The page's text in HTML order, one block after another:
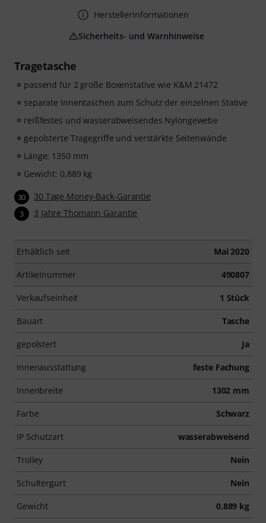
Tragetasche
passend für 2 große Boxenstative wie K&M 21472
separate Innentaschen zum Schutz der einzelnen Stative
reißfestes und wasserabweisendes Nylongewebe
gepolsterte Tragegriffe und verstärkte Seitenwände
Länge: 1350 mm
Gewicht: 0,889 kg
30 30 Tage Money-Back-Garantie
3 3 Jahre Thomann Garantie
Erhältlich seit Mai 2020
Artikelnummer 490807
Verkaufseinheit 1 Stück
Bauart Tasche
gepolstert Ja
Innenausstattung feste Fachung
Innenbreite 1302 mm
Farbe Schwarz
IP Schutzart wasserabweisend
Trolley Nein
Schultergurt Nein
Gewicht 0,889 kg
Herstellerinformationen
Sicherheits- und Warnhinweise